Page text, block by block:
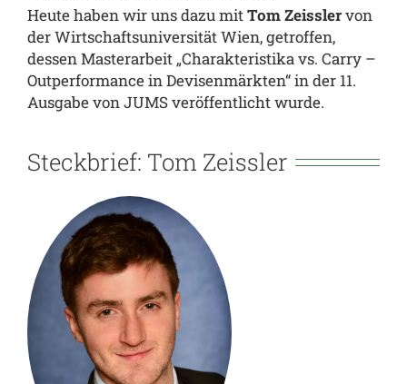
Heute haben wir uns dazu mitTom Zeisslervon
der Wirtschaftsuniversität Wien, getroffen,
dessen Masterarbeit „Charakteristika vs. Carry –
Outperformance in Devisenmärkten“ in der 11.
Ausgabe von JUMS veröffentlicht wurde.
Steckbrief: Tom Zeissler